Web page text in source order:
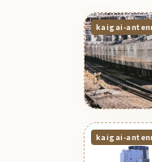
kaigai-
kaigai-